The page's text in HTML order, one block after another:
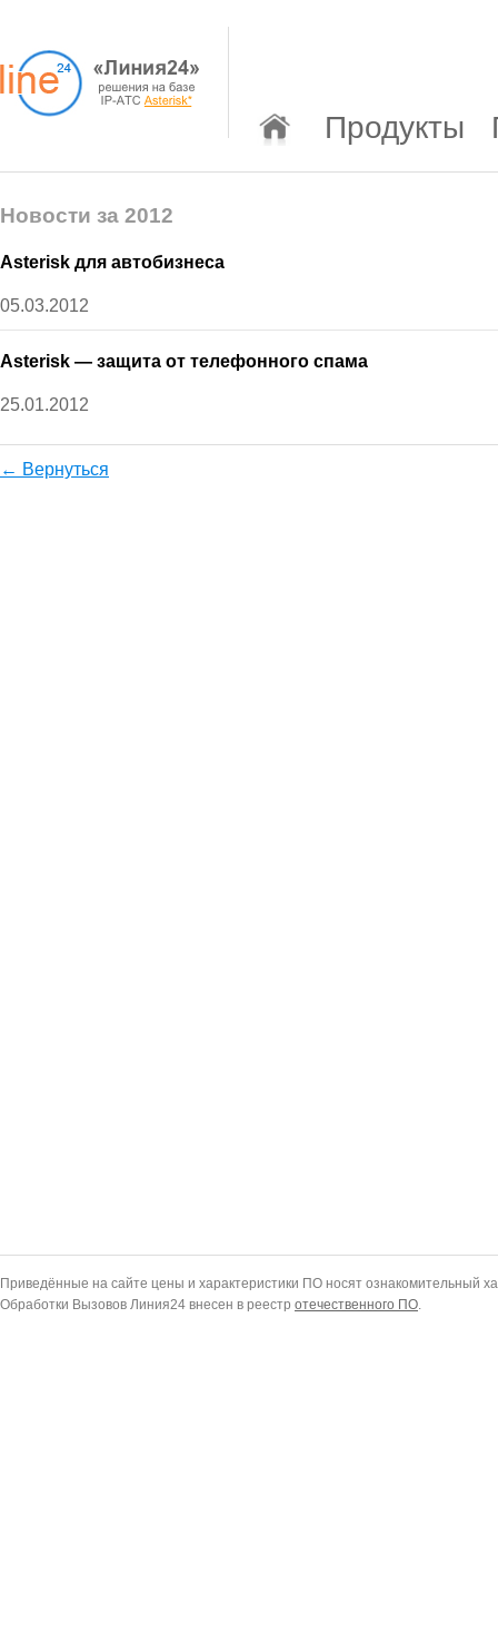
Продукты
Новости за 2012
Asterisk для автобизнеса
05.03.2012
Asterisk — защита от телефонного спама
25.01.2012
← Вернуться
Приведённые на сайте цены и характеристики ПО носят ознакомительный
Обработки Вызовов Линия24 внесен в реестр отечественного ПО.